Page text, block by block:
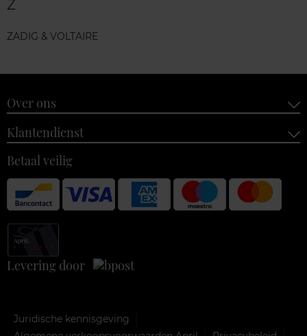
Z
ZADIG & VOLTAIRE
Over ons
Klantendienst
Betaal veilig
Levering door
Juridische kennisgeving